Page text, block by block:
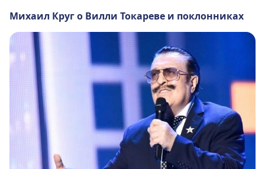
Михаил Круг о Вилли Токареве и поклонниках